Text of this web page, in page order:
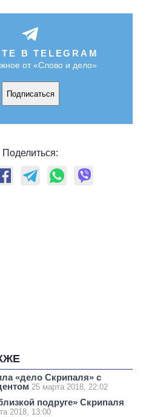
В TELEGRAM
от «Слово и дело»
Подписаться
Поделиться:
«дело Скрипаля» с
25 марта 2018, 22:02
подруге» Скрипаля
2018, 13:00